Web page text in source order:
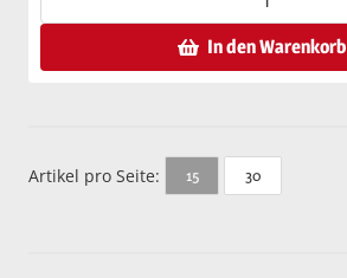
In den Warenkorb
Artikel pro Seite: 15 30